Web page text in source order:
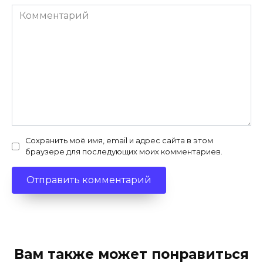
Комментарий
Сохранить моё имя, email и адрес сайта в этом
браузере для последующих моих комментариев.
Вам также может понравиться